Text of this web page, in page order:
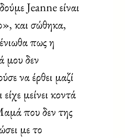
Jeanne είναι
και σώθηκα,
πως η
μου δεν
να έρθει μαζί
είχε μείνει κοντά
που δεν της
με το